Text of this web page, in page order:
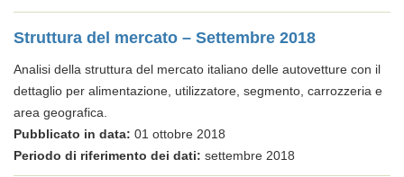
Struttura del mercato – Settembre 2018
Analisi della struttura del mercato italiano delle autovetture con il
dettaglio per alimentazione, utilizzatore, segmento, carrozzeria e
area geografica.
Pubblicato in data: 01 ottobre 2018
Periodo di riferimento dei dati: settembre 2018